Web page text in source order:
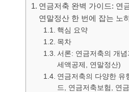
연금저축 완벽 가이드: 연
연말정산 한 번에 잡는 노
핵심 요약
목차
서론: 연금저축의 개념
세액공제, 연말정산)
연금저축의 다양한 유
드, 연금저축보험, 연